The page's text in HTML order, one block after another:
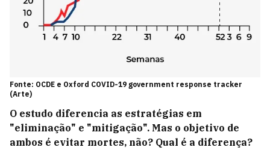
Fonte: OCDE e Oxford COVID-19 government response tracker
(Arte)
O estudo diferencia as estratégias em
"eliminação" e "mitigação". Mas o objetivo de
ambos é evitar mortes, não? Qual é a diferença?